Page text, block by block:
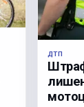
ДТП